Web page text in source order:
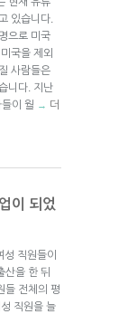
있습니다.
으로 미국
국을 제외
사람들은
니다. 지난
이 월 → 더
이 되었
직원들이
산을 한 뒤
들 전체의 평
직원을 늘